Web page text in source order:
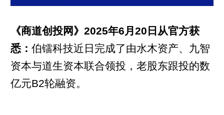
《商道创投网》2025年6月20日从官方获
悉： 伯镭科技近日完成了由水木资产、九智
资本与道生资本联合领投，老股东跟投的数
亿元B2轮融资。